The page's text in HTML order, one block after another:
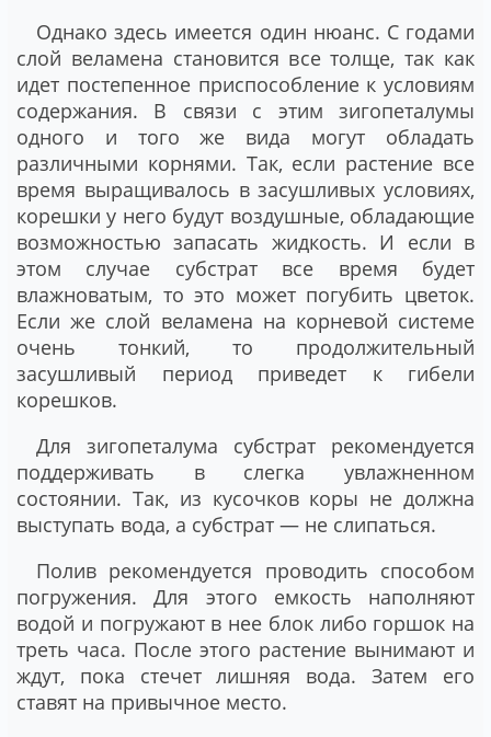
Однако здесь имеется один нюанс. С годами
слой веламена становится все толще, так как
идет постепенное приспособление к условиям
содержания. В связи с этим зигопеталумы
одного и того же вида могут обладать
различными корнями. Так, если растение все
время выращивалось в засушливых условиях,
корешки у него будут воздушные, обладающие
возможностью запасать жидкость. И если в
этом случае субстрат все время будет
влажноватым, то это может погубить цветок.
Если же слой веламена на корневой системе
очень тонкий, то продолжительный
засушливый период приведет к гибели
корешков.
Для зигопеталума субстрат рекомендуется
поддерживать в слегка увлажненном
состоянии. Так, из кусочков коры не должна
выступать вода, а субстрат ― не слипаться.
Полив рекомендуется проводить способом
погружения. Для этого емкость наполняют
водой и погружают в нее блок либо горшок на
треть часа. После этого растение вынимают и
ждут, пока стечет лишняя вода. Затем его
ставят на привычное место.